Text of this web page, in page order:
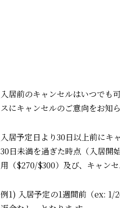
⼊居前のキャンセルはいつでも
スにキャンセルのご意向をお知
⼊居予定⽇より30⽇以上前にキ
30⽇未満を過ぎた時点（⼊居開
⽤（$270/$300）及び、キャン
例1) ⼊居予定の1週間前（ex: